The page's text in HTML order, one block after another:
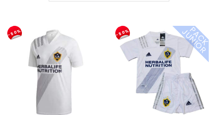
-50% -50% P
A
C
K
J
U
N
I
O
R